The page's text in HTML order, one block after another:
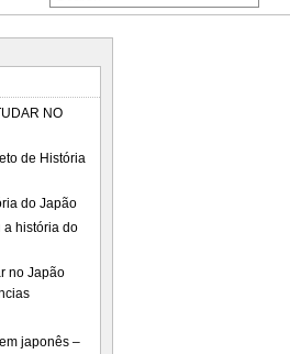
NO
de História
do Japão
a história do
no Japão
japonês –